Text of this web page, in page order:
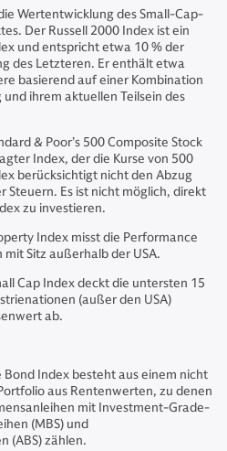
Wertentwicklung des Small-Cap-
Der Russell 2000 Index ist ein
und entspricht etwa 10 % der
des Letzteren. Er enthält etwa
basierend auf einer Kombination
ihrem aktuellen Teilsein des
& Poor’s 500 Composite Stock
Index, der die Kurse von 500
berücksichtigt nicht den Abzug
Steuern. Es ist nicht möglich, direkt
zu investieren.
Index misst die Performance
Sitz außerhalb der USA.
Cap Index deckt die untersten 15
(außer den USA)
ab.
Index besteht aus einem nicht
aus Rentenwerten, zu denen
mit Investment-Grade-
(MBS) und
(ABS) zählen.